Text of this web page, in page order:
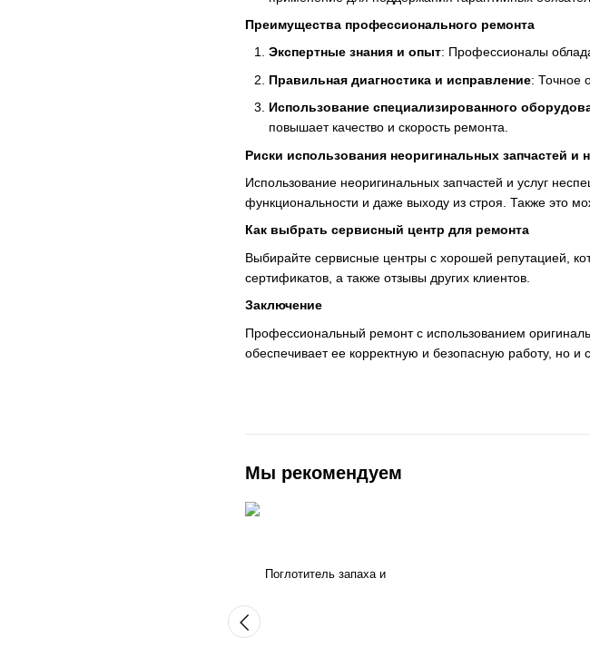
Преимущества профессионального ремонта
Экспертные знания и опыт: Профессионалы
Правильная диагностика и исправление: Точное
Использование специализированного
повышает качество и скорость ремонта.
Риски использования неоригинальных запчастей и
Использование неоригинальных запчастей и услуг
функциональности и даже выходу из строя. Также это
Как выбрать сервисный центр для ремонта
Выбирайте сервисные центры с хорошей репутацией,
сертификатов, а также отзывы других клиентов.
Заключение
Профессиональный ремонт с использованием
обеспечивает ее корректную и безопасную работу, но
Мы рекомендуем